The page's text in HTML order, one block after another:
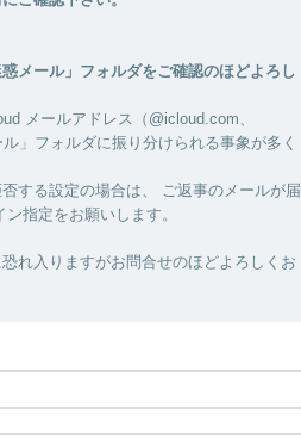
メール」フォルダをご確認のほどよろし
メールアドレス（@icloud.com、
」フォルダに振り分けられる事象が多く
する設定の場合は、 ご返事のメールが届
指定をお願いします。
れ入りますがお問合せのほどよろしくお